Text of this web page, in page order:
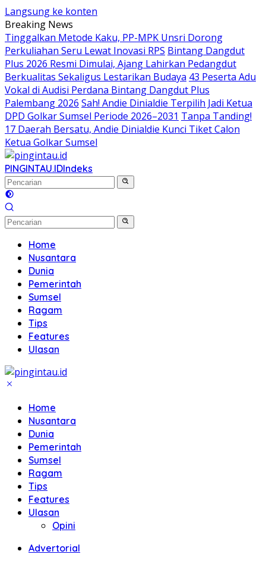
Langsung ke konten
Breaking News
Tinggalkan Metode Kaku, PP-MPK Unsri Dorong
Perkuliahan Seru Lewat Inovasi RPS Bintang Dangdut
Plus 2026 Resmi Dimulai, Ajang Lahirkan Pedangdut
Berkualitas Sekaligus Lestarikan Budaya 43 Peserta Adu
Vokal di Audisi Perdana Bintang Dangdut Plus
Palembang 2026 Sah! Andie Dinialdie Terpilih Jadi Ketua
DPD Golkar Sumsel Periode 2026–2031 Tanpa Tanding!
17 Daerah Bersatu, Andie Dinialdie Kunci Tiket Calon
Ketua Golkar Sumsel
PINGINTAU.IDIndeks
Home
Nusantara
Dunia
Pemerintah
Sumsel
Ragam
Tips
Features
Ulasan
Home
Nusantara
Dunia
Pemerintah
Sumsel
Ragam
Tips
Features
Ulasan
Opini
Advertorial